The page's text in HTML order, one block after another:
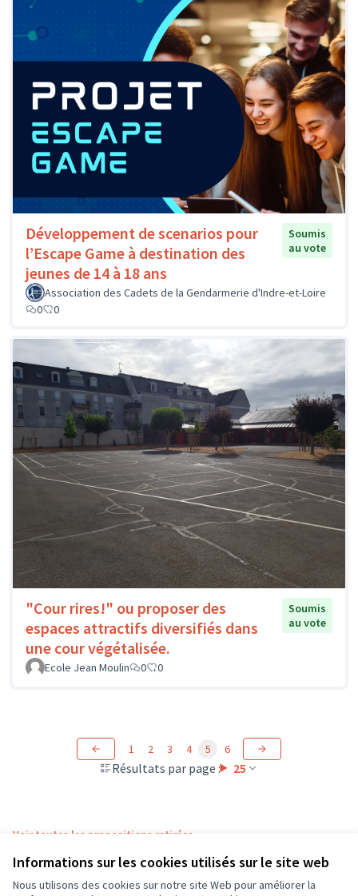
Informations sur les cookies utilisés sur le site web
Nous utilisons des cookies sur notre site Web pour améliorer la
Développement de scenarios pour
l’Escape Game à destination des
jeunes de 14 à 18 ans
Soumis
au vote
Association des Cadets de la Gendarmerie d'Indre-et-Loire
0
0
"Cour rires!" ou proposer des
espaces attractifs diversifiés dans
une cour végétalisée.
Soumis
au vote
Ecole Jean Moulin 0 0
Résultats par page : 25
1 2 3 4 5 6
Voir toutes les propositions retirées
Conditions d'utilisation